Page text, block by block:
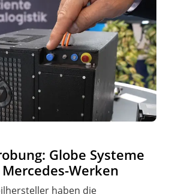
Globe Systeme
Werken
haben die